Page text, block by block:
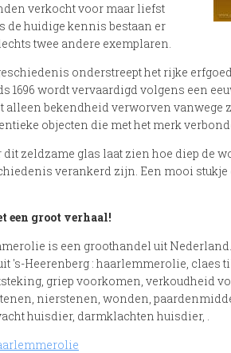
verkocht voor maar liefst
de huidige kennis bestaan er
twee andere exemplaren.
onderstreept het rijke
1696 wordt vervaardigd volgens een
alleen bekendheid verworven vanwege
objecten die met het merk
dit zeldzame glas laat zien hoe diep de
verankerd zijn. Een mooi
een groot verhaal!
is een groothandel uit
's-Heerenberg : haarlemmerolie,
griep voorkomen, verkoudheid
nierstenen, wonden,
huisdier, darmklachten huisdier, .